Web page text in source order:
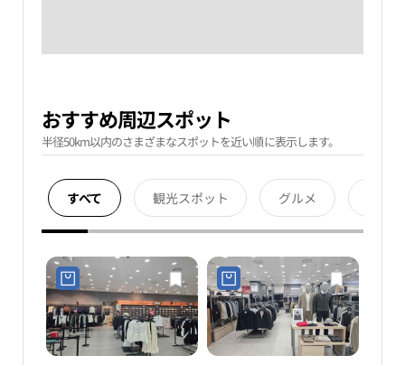
おすすめ周辺スポット
半径50km以内のさまざまなスポットを近い順に表示します。
すべて 観光スポット グルメ